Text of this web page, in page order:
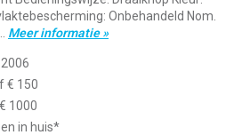
Onbehandeld Nom.
Meer informatie »
€ 150
1000
in huis*